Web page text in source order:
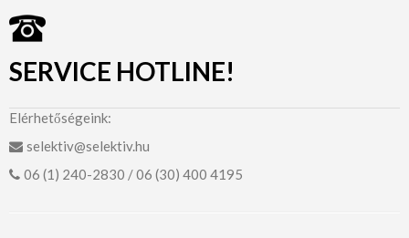
SERVICE HOTLINE!
Elérhetőségeink:
selektiv@selektiv.hu
06 (1) 240-2830 / 06 (30) 400 4195